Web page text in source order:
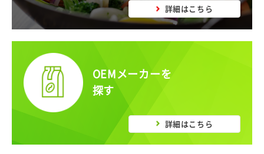
詳細はこちら
OEMメーカーを
探す
詳細はこちら